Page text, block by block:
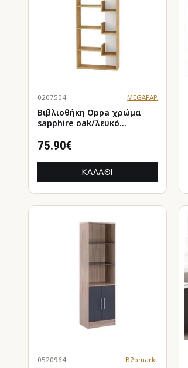
0207504 MEGAPAP
Βιβλιοθήκη Oppa χρώμα
sapphire oak/λευκό
75.90€
ΚΑΛΆΘΙ
0520964 B2bmarkt